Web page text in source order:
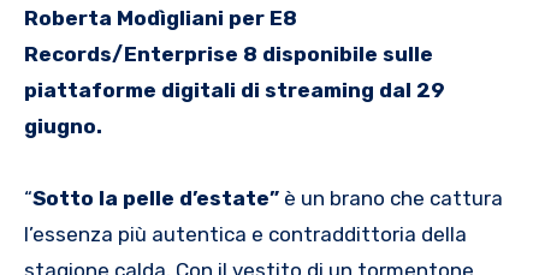
Roberta Modìgliani per E8
Records/Enterprise 8 disponibile sulle
piattaforme digitali di streaming dal 29
giugno.
“Sotto la pelle d’estate” è un brano che cattura
l’essenza più autentica e contraddittoria della
stagione calda. Con il vestito di un tormentone